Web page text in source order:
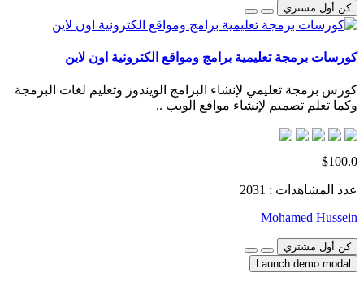
كن أول مشتري
كورسات برمجة تعليمية برامج ومواقع الكترونية اون لاين
كورس برمجة تعليمي لإنشاء البرامج الويندوز وتعليم لغات البرمجة
وكما تعلم تصميم لإنشاء مواقع الويب ..
$100.0
عدد المشاهدات : 2031
Mohamed Hussein
كن أول مشتري
Launch demo modal